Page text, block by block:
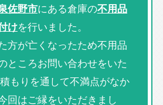
佐野市にある倉庫の不用品
けを行いました。
方が亡くなったため不用品
ところお問い合わせをいた
もりを通して不満点がなか
回はご縁をいただきまし